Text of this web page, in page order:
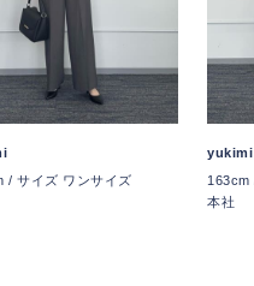
/ サイズ ワンサイズ
yukimi
163cm
本社